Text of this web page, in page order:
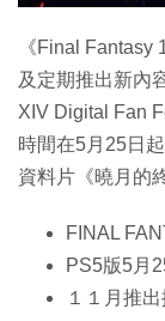
《Final
及定期推出新內
XIV Digital Fan
時間在5月25日
資料片《曉月的
FINAL
PS5版5月
１１月推